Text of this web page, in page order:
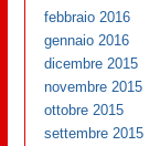
febbraio 2016
gennaio 2016
dicembre 2015
novembre 2015
ottobre 2015
settembre 2015